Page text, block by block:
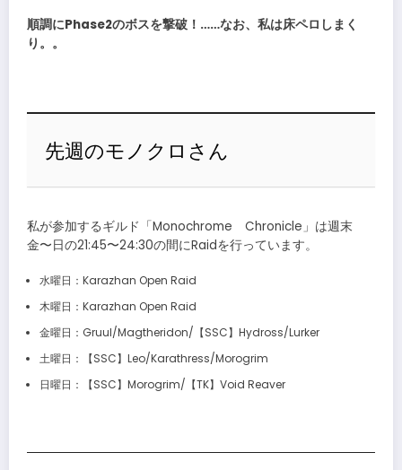
順調にPhase2のボスを撃破！……なお、私は床ペロしまく
り。。
先週のモノクロさん
私が参加するギルド「Monochrome Chronicle」は週末
金〜日の21:45〜24:30の間にRaidを行っています。
水曜日：Karazhan Open Raid
木曜日：Karazhan Open Raid
金曜日：Gruul/Magtheridon/【SSC】Hydross/Lurker
土曜日：【SSC】Leo/Karathress/Morogrim
日曜日：【SSC】Morogrim/【TK】Void Reaver